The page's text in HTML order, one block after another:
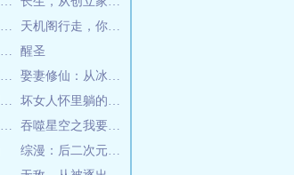
神级回收：从双生武魂开始
天机阁行走，你让我当捧场路人
凡人宗门：称霸诸天万界
醒圣
寒门武夫：我打穿武举路，镇山河
娶妻修仙：从冰山宗主开始
开局躺平，截胡五星女帝老婆
坏女人怀里躺的是年级大佬
万古不死，葬天，葬地，葬众生
吞噬星空之我要成为人上人
综漫：后二次元时代